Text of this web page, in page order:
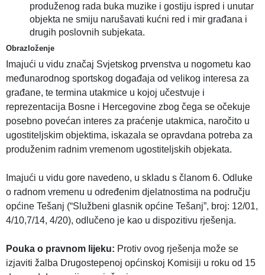
produženog rada buka muzike i gostiju ispred i unutar
objekta ne smiju narušavati kućni red i mir građana i
drugih poslovnih subjekata.
Obrazloženje
Imajući u vidu značaj Svjetskog prvenstva u nogometu kao
međunarodnog sportskog događaja od velikog interesa za
građane, te termina utakmice u kojoj učestvuje i
reprezentacija Bosne i Hercegovine zbog čega se očekuje
posebno povećan interes za praćenje utakmica, naročito u
ugostiteljskim objektima, iskazala se opravdana potreba za
produženim radnim vremenom ugostiteljskih objekata.
Imajući u vidu gore navedeno, u skladu s članom 6. Odluke
o radnom vremenu u određenim djelatnostima na području
općine Tešanj (“Službeni glasnik općine Tešanj”, broj: 12/01,
4/10,7/14, 4/20), odlučeno je kao u dispozitivu rješenja.
Pouka o pravnom lijeku: Protiv ovog rješenja može se
izjaviti žalba Drugostepenoj općinskoj Komisiji u roku od 15